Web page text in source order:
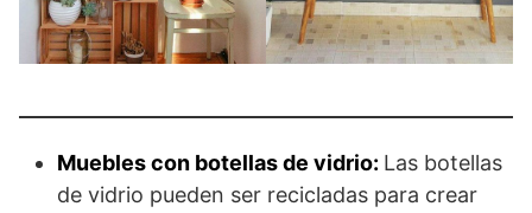
Muebles con botellas de vidrio: Las botellas
de vidrio pueden ser recicladas para crear